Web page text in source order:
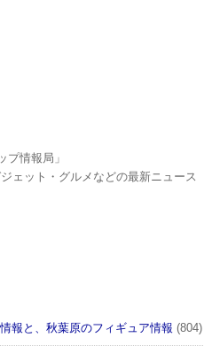
プ情報局」
ェット・グルメなどの最新ニュース
報と、秋葉原のフィギュア情報 (804)